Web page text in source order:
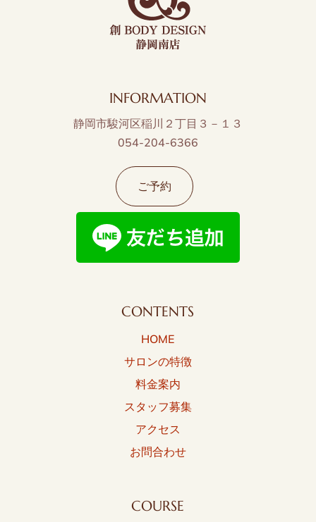
INFORMATION
静岡市駿河区稲川２丁目３－１３
054-204-6366
ご予約
CONTENTS
HOME
サロンの特徴
料金案内
スタッフ募集
アクセス
お問合わせ
COURSE